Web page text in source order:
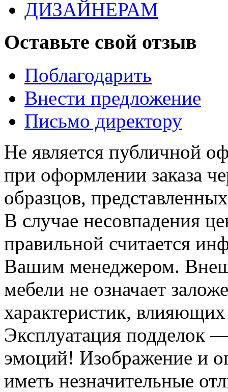
ДИЗАЙНЕРАМ
Оставьте свой отзыв
Поблагодарить
Внести предложение
Письмо директору
Не является публичной
при оформлении заказа
образцов,
В случае несовпадения
правильной считается
Вашим менеджером.
мебели не означает
характеристик, влияющих
Эксплуатация подделок
эмоций! Изображение и
иметь незначительные